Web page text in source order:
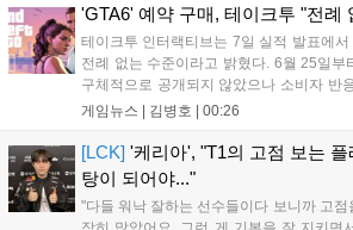
산의 영웅들 업데이트를 통해 정식 출시될
'GTA6' 예약 구매, 테이크투 "전례
테이크투 인터랙티브는 7일 실적 발표에
전례 없는 수준이라고 밝혔다. 6월 25일부
구체적으로 공개되지 않았으나 소비자 반
11월 19일 PS5와 Xbox 시리즈 X|S로 정
상 'Grand Theft Auto VI: An Extended
이다....
게임뉴스 | 김병호 | 00:26
[LCK] '케리아', "T1의 고점 보는
탕이 되어야..."
"다들 워낙 잘하는 선수들이다 보니까 고점